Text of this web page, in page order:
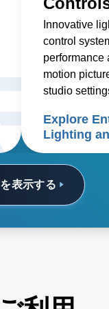
表示する
Innovative
control
performance
motion
studio
Explore
Lighting
Controls